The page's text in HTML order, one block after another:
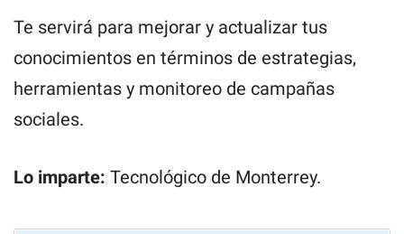
Te servirá para mejorar y actualizar tus
conocimientos en términos de estrategias,
herramientas y monitoreo de campañas
sociales.
Lo imparte: Tecnológico de Monterrey.